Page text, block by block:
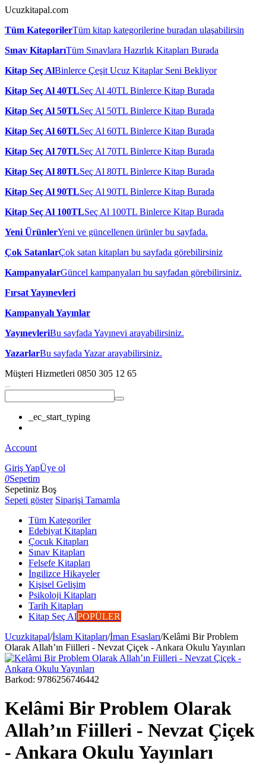
Ucuzkitapal.com
Tüm KategorilerTüm kitap kategorilerine buradan ulaşabilirsin
Sınav KitaplarıTüm Sınavlara Hazırlık Kitapları Burada
Kitap Seç AlBinlerce Çeşit Ucuz Kitaplar Seni Bekliyor
Kitap Seç Al 40TLSeç Al 40TL Binlerce Kitap Burada
Kitap Seç Al 50TLSeç Al 50TL Binlerce Kitap Burada
Kitap Seç Al 60TLSeç Al 60TL Binlerce Kitap Burada
Kitap Seç Al 70TLSeç Al 70TL Binlerce Kitap Burada
Kitap Seç Al 80TLSeç Al 80TL Binlerce Kitap Burada
Kitap Seç Al 90TLSeç Al 90TL Binlerce Kitap Burada
Kitap Seç Al 100TLSeç Al 100TL Binlerce Kitap Burada
Yeni ÜrünlerYeni ve güncellenen ürünler bu sayfada.
Çok SatanlarÇok satan kitapları bu sayfada görebilirsiniz
KampanyalarGüncel kampanyaları bu sayfadan görebilirsiniz.
Fırsat Yayınevleri
Kampanyalı Yayınlar
YayınevleriBu sayfada Yayınevi arayabilirsiniz.
YazarlarBu sayfada Yazar arayabilirsiniz.
Müşteri Hizmetleri 0850 305 12 65
_ec_start_typing
Account
Giriş YapÜye ol
0Sepetim
Sepetiniz Boş
Sepeti göster Siparişi Tamamla
Tüm Kategoriler
Edebiyat Kitapları
Çocuk Kitapları
Sınav Kitapları
Felsefe Kitapları
İngilizce Hikayeler
Kişisel Gelişim
Psikoloji Kitapları
Tarih Kitapları
Kitap Seç AlPOPÜLER
Ucuzkitapal/İslam Kitapları/İman Esasları/Kelâmi Bir Problem
Olarak Allah’ın Fiilleri - Nevzat Çiçek - Ankara Okulu Yayınları
Barkod: 9786256746442
Kelâmi Bir Problem Olarak
Allah’ın Fiilleri - Nevzat Çiçek
- Ankara Okulu Yayınları